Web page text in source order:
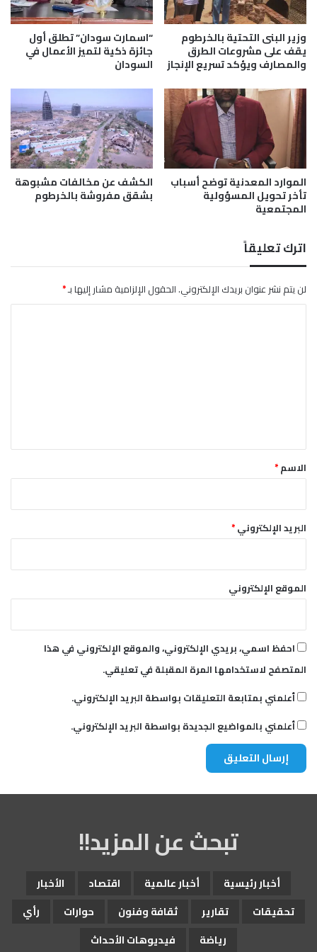
2
0
2
6
ا
ل
س
و
د
ن
وزير البنى التحتية بالخرطوم
يقف على مشروعات الطرق
والمصارف ويؤكد تسريع الإنجاز
“اسمارت سودان” تطلق أول
جائزة ذكية لتميز الأعمال في
السودان
الموارد المعدنية توضح أسباب
تأخر تحويل المسؤولية
المجتمعية
الكشف عن مخالفات مشبوهة
بشقق مفروشة بالخرطوم
اترك تعليقاً
لن يتم نشر عنوان بريدك الإلكتروني.الحقول الإلزامية مشار إليها بـ*
*الاسم*
البريد الإلكتروني*
الموقع الإلكتروني
احفظ اسمي، بريدي الإلكتروني، والموقع الإلكتروني في هذا
المتصفح لاستخدامها المرة المقبلة في تعليقي.
أعلمني بمتابعة التعليقات بواسطة البريد الإلكتروني.
أعلمني بالمواضيع الجديدة بواسطة البريد الإلكتروني.
تبحث عن المزيد!!
أخبار رئيسية أخبار عالمية اقتصاد
الأخبار
تحقيقات
تقارير ثقافة وفنون حوارات
رأي
رياضة
فيديوهات الأحداث